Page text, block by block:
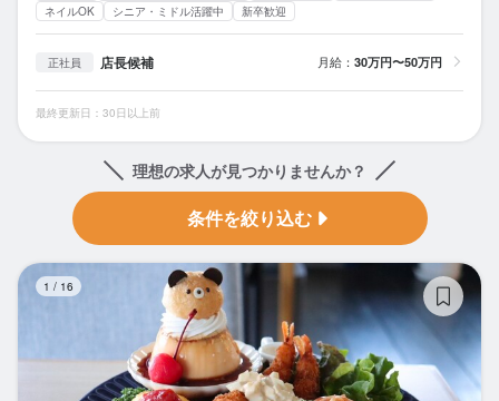
ネイルOK
シニア・ミドル活躍中 新卒歓迎
正社員 店長候補 月給： 30万円〜50万円
最終更新日：30日以上前
理想の求人が見つかりませんか？
条件を絞り込む
1 / 16